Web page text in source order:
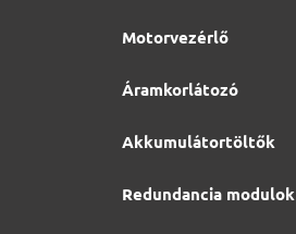
Motorvezérlő
Áramkorlátozó
Akkumulátortöltők
Redundancia modulok